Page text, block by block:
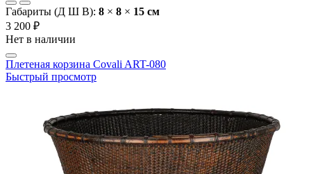
Габариты (Д Ш В): 8 × 8 × 15 cм
3 200 ₽
Нет в наличии
Плетеная корзина Covali ART-080
Быстрый просмотр